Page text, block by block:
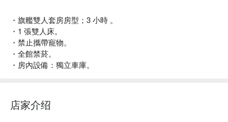
・旗艦雙人套房房型；3 小時 。
・1 張雙人床。
・禁止攜帶寵物。
・全館禁菸。
・房內設備：獨立車庫。
店家介绍